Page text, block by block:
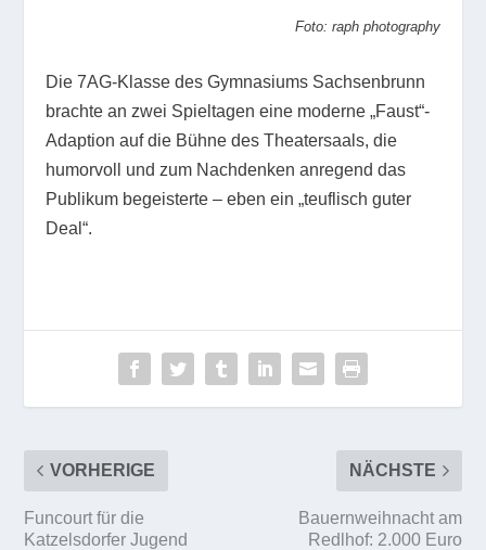
Foto: raph photography
Die 7AG-Klasse des Gymnasiums Sachsenbrunn
brachte an zwei Spieltagen eine moderne „Faust“-
Adaption auf die Bühne des Theatersaals, die
humorvoll und zum Nachdenken anregend das
Publikum begeisterte – eben ein „teuflisch guter
Deal“.
VORHERIGE
Funcourt für die
Katzelsdorfer Jugend
NÄCHSTE
Bauernweihnacht am
Redlhof: 2.000 Euro